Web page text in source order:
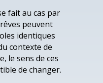
fait au cas par
peuvent
identiques
contexte de
le sens de ces
de changer.